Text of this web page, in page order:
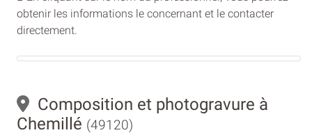
obtenir les informations le concernant et le contacter
directement.
Composition et photogravure à
Chemillé (49120)